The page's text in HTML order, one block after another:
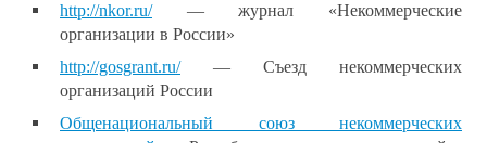
http://nkor.ru/— журнал «Некоммерческие
организации в России»
http://gosgrant.ru/— Съезд некоммерческих
организаций России
Общенациональный союз некоммерческих